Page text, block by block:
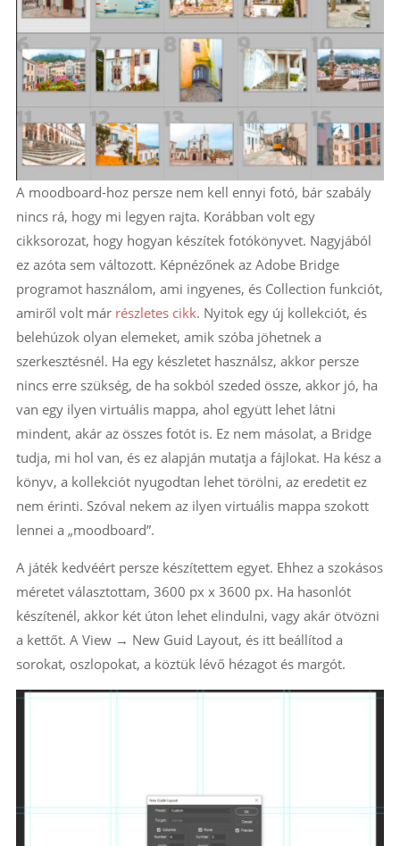
A moodboard-hoz persze nem kell ennyi fotó, bár szabály
nincs rá, hogy mi legyen rajta. Korábban volt egy
cikksorozat, hogy hogyan készítek fotókönyvet. Nagyjából
ez azóta sem változott. Képnézőnek az Adobe Bridge
programot használom, ami ingyenes, és Collection funkciót,
amiről volt márrészletes cikk. Nyitok egy új kollekciót, és
belehúzok olyan elemeket, amik szóba jöhetnek a
szerkesztésnél. Ha egy készletet használsz, akkor persze
nincs erre szükség, de ha sokból szeded össze, akkor jó, ha
van egy ilyen virtuális mappa, ahol együtt lehet látni
mindent, akár az összes fotót is. Ez nem másolat, a Bridge
tudja, mi hol van, és ez alapján mutatja a fájlokat. Ha kész a
könyv, a kollekciót nyugodtan lehet törölni, az eredetit ez
nem érinti. Szóval nekem az ilyen virtuális mappa szokott
lennei a „moodboard”.
A játék kedvéért persze készítettem egyet. Ehhez a szokásos
méretet választottam, 3600 px x 3600 px. Ha hasonlót
készítenél, akkor két úton lehet elindulni, vagy akár ötvözni
a kettőt. A View → New Guid Layout, és itt beállítod a
sorokat, oszlopokat, a köztük lévő hézagot és margót.